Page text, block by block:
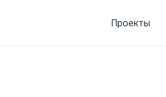
Проекты